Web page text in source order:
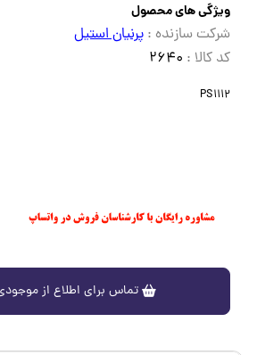
ویژگی های محصول
شرکت سازنده : پرنیان استیل
کد کالا : 2640
PS1112
تماس برای اطلاع از